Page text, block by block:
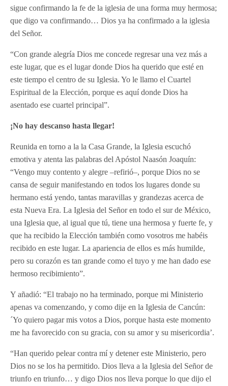
sigue confirmando la fe de la iglesia de una forma muy hermosa;
que digo va confirmando… Dios ya ha confirmado a la iglesia
del Señor.
“Con grande alegría Dios me concede regresar una vez más a
este lugar, que es el lugar donde Dios ha querido que esté en
este tiempo el centro de su Iglesia. Yo le llamo el Cuartel
Espiritual de la Elección, porque es aquí donde Dios ha
asentado ese cuartel principal”.
¡No hay descanso hasta llegar!
Reunida en torno a la la Casa Grande, la Iglesia escuchó
emotiva y atenta las palabras del Apóstol Naasón Joaquín:
“Vengo muy contento y alegre –refirió–, porque Dios no se
cansa de seguir manifestando en todos los lugares donde su
hermano está yendo, tantas maravillas y grandezas acerca de
esta Nueva Era. La Iglesia del Señor en todo el sur de México,
una Iglesia que, al igual que tú, tiene una hermosa y fuerte fe, y
que ha recibido la Elección también como vosotros me habéis
recibido en este lugar. La apariencia de ellos es más humilde,
pero su corazón es tan grande como el tuyo y me han dado ese
hermoso recibimiento”.
Y añadió: “El trabajo no ha terminado, porque mi Ministerio
apenas va comenzando, y como dije en la Iglesia de Cancún:
´Yo quiero pagar mis votos a Dios, porque hasta este momento
me ha favorecido con su gracia, con su amor y su misericordia’.
“Han querido pelear contra mí y detener este Ministerio, pero
Dios no se los ha permitido. Dios lleva a la Iglesia del Señor de
triunfo en triunfo… y digo Dios nos lleva porque lo que dijo el